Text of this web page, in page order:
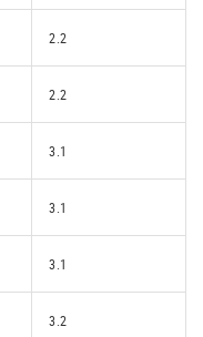
2.2
2.2
3.1
3.1
3.1
3.2